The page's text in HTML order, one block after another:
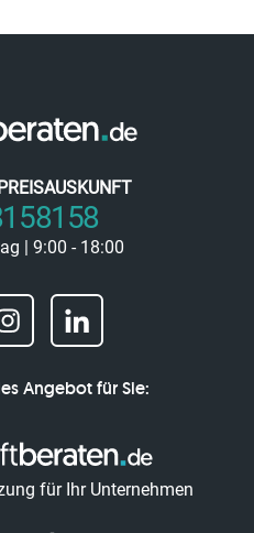
| 9:00 - 18:00
Angebot für Sie:
für Ihr Unternehmen